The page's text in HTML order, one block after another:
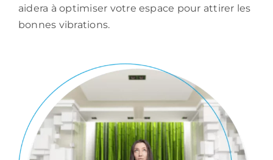
aidera à optimiser votre espace pour attirer les
bonnes vibrations.